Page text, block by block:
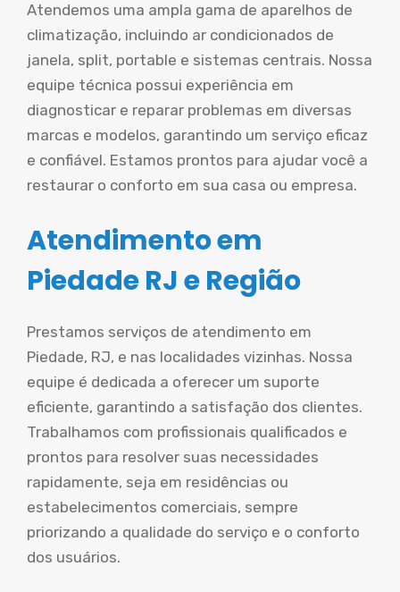
Atendemos uma ampla gama de aparelhos de
climatização, incluindo ar condicionados de
janela, split, portable e sistemas centrais. Nossa
equipe técnica possui experiência em
diagnosticar e reparar problemas em diversas
marcas e modelos, garantindo um serviço eficaz
e confiável. Estamos prontos para ajudar você a
restaurar o conforto em sua casa ou empresa.
Atendimento em
Piedade RJ e Região
Prestamos serviços de atendimento em
Piedade, RJ, e nas localidades vizinhas. Nossa
equipe é dedicada a oferecer um suporte
eficiente, garantindo a satisfação dos clientes.
Trabalhamos com profissionais qualificados e
prontos para resolver suas necessidades
rapidamente, seja em residências ou
estabelecimentos comerciais, sempre
priorizando a qualidade do serviço e o conforto
dos usuários.